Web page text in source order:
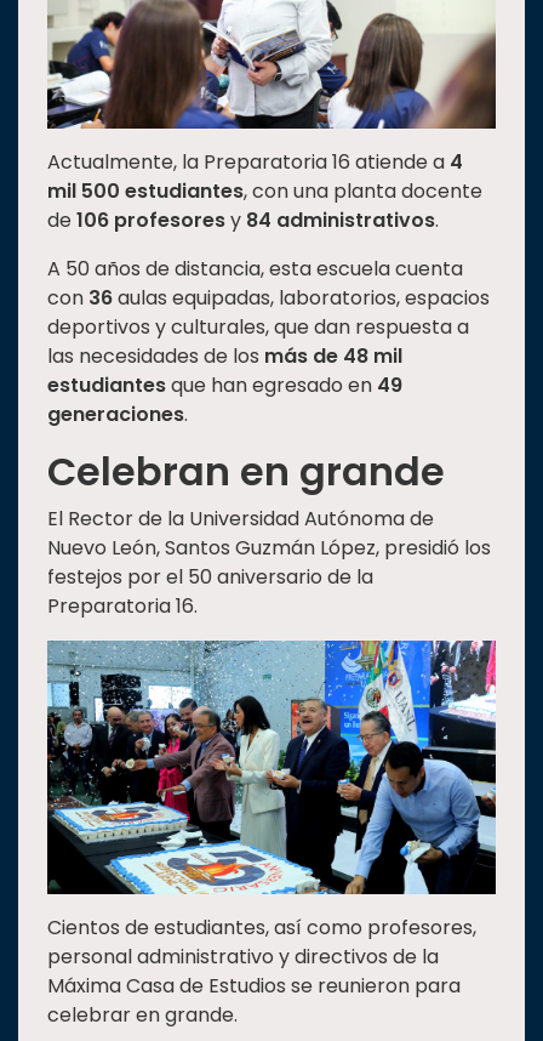
Actualmente, la Preparatoria 16 atiende a 4
mil 500 estudiantes, con una planta docente
de106 profesoresy 84 administrativos.
A 50 años de distancia, esta escuela cuenta
con 36aulas equipadas, laboratorios, espacios
deportivos y culturales, que dan respuesta a
las necesidades de los más de 48 mil
estudiantesque han egresado en 49
generaciones.
Celebran en grande
El Rector de la Universidad Autónoma de
Nuevo León, Santos Guzmán López, presidió los
festejos por el 50 aniversario de la
Preparatoria 16.
Cientos de estudiantes, así como profesores,
personal administrativo y directivos de la
Máxima Casa de Estudios se reunieron para
celebrar en grande.